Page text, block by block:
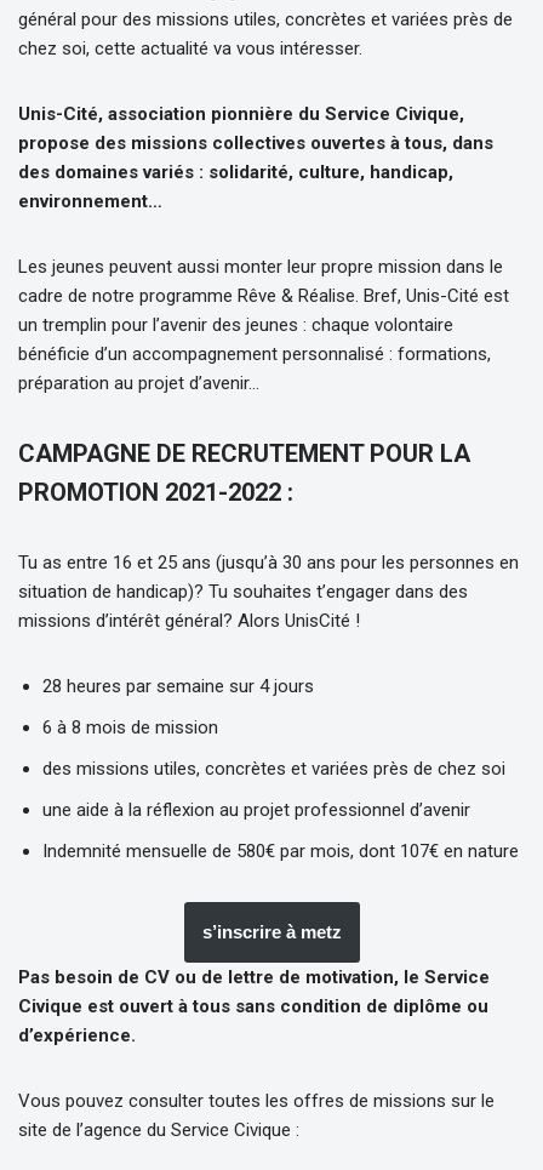
général pour des missions utiles, concrètes et variées près de
chez soi, cette actualité va vous intéresser.
Unis-Cité, association pionnière du Service Civique,
propose des missions collectives ouvertes à tous, dans
des domaines variés : solidarité, culture, handicap,
environnement…
Les jeunes peuvent aussi monter leur propre mission dans le
cadre de notre programme Rêve & Réalise. Bref, Unis-Cité est
un tremplin pour l’avenir des jeunes : chaque volontaire
bénéficie d’un accompagnement personnalisé : formations,
préparation au projet d’avenir…
CAMPAGNE DE RECRUTEMENT POUR LA
PROMOTION 2021-2022 :
Tu as entre 16 et 25 ans (jusqu’à 30 ans pour les personnes en
situation de handicap)? Tu souhaites t’engager dans des
missions d’intérêt général? Alors UnisCité !
28 heures par semaine sur 4 jours
6 à 8 mois de mission
des missions utiles, concrètes et variées près de chez soi
une aide à la réflexion au projet professionnel d’avenir
Indemnité mensuelle de 580€ par mois, dont 107€ en nature
s’inscrire à metz
Pas besoin de CV ou de lettre de motivation, le Service
Civique est ouvert à tous sans condition de diplôme ou
d’expérience.
Vous pouvez consulter toutes les offres de missions sur le
site de l’agence du Service Civique :